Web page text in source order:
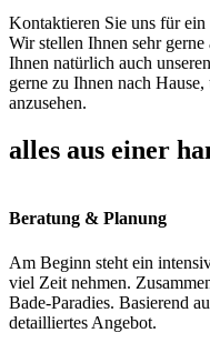
Kontaktieren Sie uns für
Wir stellen Ihnen sehr
Ihnen natürlich auch
gerne zu Ihnen nach
anzusehen.
alles aus einer
Beratung & Planung
Am Beginn steht ein
viel Zeit nehmen.
Bade-Paradies. Basierend
detailliertes Angebot.